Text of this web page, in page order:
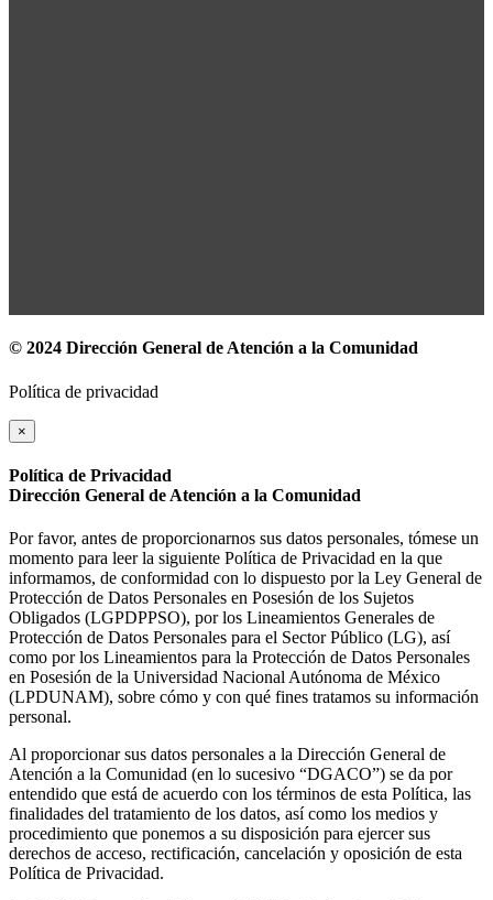
© 2024 Dirección General de Atención a la Comunidad
Política de privacidad
×
Política de Privacidad
Dirección General de Atención a la Comunidad
Por favor, antes de proporcionarnos sus datos personales, tómese un
momento para leer la siguiente Política de Privacidad en la que
informamos, de conformidad con lo dispuesto por la Ley General de
Protección de Datos Personales en Posesión de los Sujetos
Obligados (LGPDPPSO), por los Lineamientos Generales de
Protección de Datos Personales para el Sector Público (LG), así
como por los Lineamientos para la Protección de Datos Personales
en Posesión de la Universidad Nacional Autónoma de México
(LPDUNAM), sobre cómo y con qué fines tratamos su información
personal.
Al proporcionar sus datos personales a la Dirección General de
Atención a la Comunidad (en lo sucesivo “DGACO”) se da por
entendido que está de acuerdo con los términos de esta Política, las
finalidades del tratamiento de los datos, así como los medios y
procedimiento que ponemos a su disposición para ejercer sus
derechos de acceso, rectificación, cancelación y oposición de esta
Política de Privacidad.